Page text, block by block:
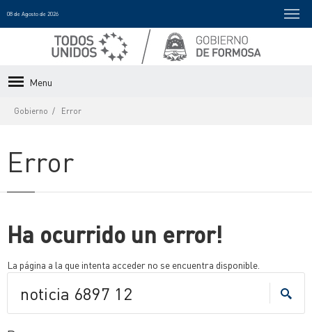
08 de Agosto de 2026
Menu
Gobierno Error
Error
Ha ocurrido un error!
La página a la que intenta acceder no se encuentra disponible.